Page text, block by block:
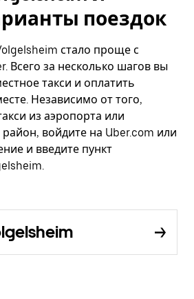
поездок
стало проще с
Всего за несколько шагов вы
такси и оплатить
Независимо от того,
из аэропорта или
войдите на Uber.com или
и введите пункт